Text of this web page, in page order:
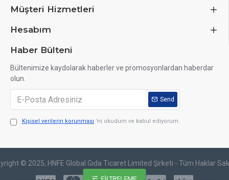
Müşteri Hizmetleri
Hesabım
Haber Bülteni
Bültenimize kaydolarak haberler ve promosyonlardan haberdar
olun.
Send
Kişisel verilerin korunması 'ni okudum ve kabul ediyorum.
© 2025, HNFE Global Gıda Ticaret Limited Şirketi - Tüm Haklar